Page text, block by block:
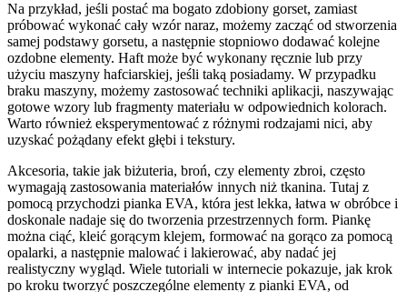
Na przykład, jeśli postać ma bogato zdobiony gorset, zamiast
próbować wykonać cały wzór naraz, możemy zacząć od stworzenia
samej podstawy gorsetu, a następnie stopniowo dodawać kolejne
ozdobne elementy. Haft może być wykonany ręcznie lub przy
użyciu maszyny hafciarskiej, jeśli taką posiadamy. W przypadku
braku maszyny, możemy zastosować techniki aplikacji, naszywając
gotowe wzory lub fragmenty materiału w odpowiednich kolorach.
Warto również eksperymentować z różnymi rodzajami nici, aby
uzyskać pożądany efekt głębi i tekstury.
Akcesoria, takie jak biżuteria, broń, czy elementy zbroi, często
wymagają zastosowania materiałów innych niż tkanina. Tutaj z
pomocą przychodzi pianka EVA, która jest lekka, łatwa w obróbce i
doskonale nadaje się do tworzenia przestrzennych form. Piankę
można ciąć, kleić gorącym klejem, formować na gorąco za pomocą
opalarki, a następnie malować i lakierować, aby nadać jej
realistyczny wygląd. Wiele tutoriali w internecie pokazuje, jak krok
po kroku tworzyć poszczególne elementy z pianki EVA, od